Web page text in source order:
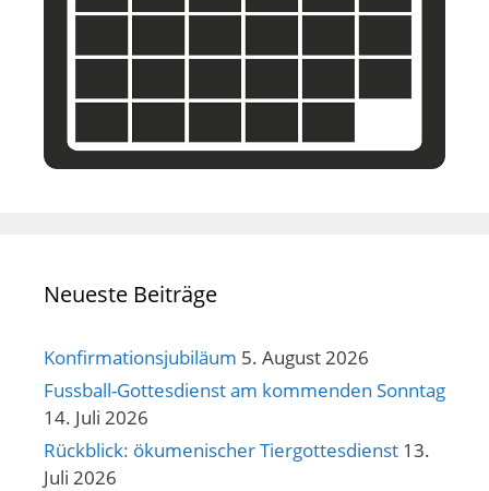
Neueste Beiträge
Konfirmationsjubiläum 5. August 2026
Fussball-Gottesdienst am kommenden Sonntag
14. Juli 2026
Rückblick: ökumenischer Tiergottesdienst 13.
Juli 2026